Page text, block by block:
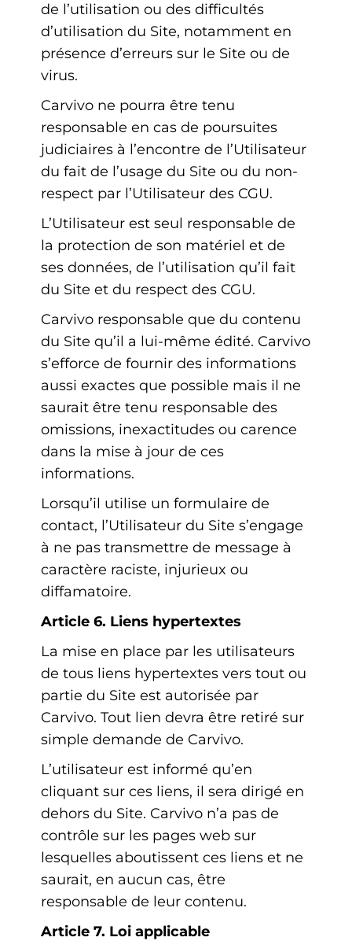
de l’utilisation ou des difficultés
d’utilisation du Site, notamment en
présence d’erreurs sur le Site ou de
virus.
Carvivo ne pourra être tenu
responsable en cas de poursuites
judiciaires à l’encontre de l’Utilisateur
du fait de l’usage du Site ou du non-
respect par l’Utilisateur des CGU.
L’Utilisateur est seul responsable de
la protection de son matériel et de
ses données, de l’utilisation qu’il fait
du Site et du respect des CGU.
Carvivo responsable que du contenu
du Site qu’il a lui-même édité. Carvivo
s’efforce de fournir des informations
aussi exactes que possible mais il ne
saurait être tenu responsable des
omissions, inexactitudes ou carence
dans la mise à jour de ces
informations.
Lorsqu’il utilise un formulaire de
contact, l’Utilisateur du Site s’engage
à ne pas transmettre de message à
caractère raciste, injurieux ou
diffamatoire.
Article 6. Liens hypertextes
La mise en place par les utilisateurs
de tous liens hypertextes vers tout ou
partie du Site est autorisée par
Carvivo. Tout lien devra être retiré sur
simple demande de Carvivo.
L’utilisateur est informé qu’en
cliquant sur ces liens, il sera dirigé en
dehors du Site. Carvivo n’a pas de
contrôle sur les pages web sur
lesquelles aboutissent ces liens et ne
saurait, en aucun cas, être
responsable de leur contenu.
Article 7. Loi applicable